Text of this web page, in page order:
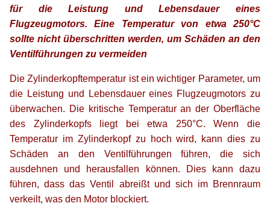
für die Leistung und Lebensdauer eines
Flugzeugmotors. Eine Temperatur von etwa 250°C
sollte nicht überschritten werden, um Schäden an den
Ventilführungen zu vermeiden
Die Zylinderkopftemperatur ist ein wichtiger Parameter, um
die Leistung und Lebensdauer eines Flugzeugmotors zu
überwachen. Die kritische Temperatur an der Oberfläche
des Zylinderkopfs liegt bei etwa 250°C. Wenn die
Temperatur im Zylinderkopf zu hoch wird, kann dies zu
Schäden an den Ventilführungen führen, die sich
ausdehnen und herausfallen können. Dies kann dazu
führen, dass das Ventil abreißt und sich im Brennraum
verkeilt, was den Motor blockiert.